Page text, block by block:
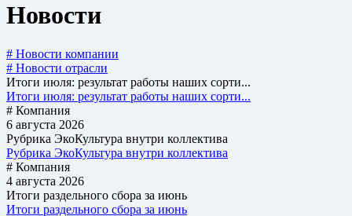
Новости
# Новости компании
# Новости отрасли
Итоги июля: результат работы наших сорти...
Итоги июля: результат работы наших сорти...
# Компания
6 августа 2026
Рубрика ЭкоКультура внутри коллектива
Рубрика ЭкоКультура внутри коллектива
# Компания
4 августа 2026
Итоги раздельного сбора за июнь
Итоги раздельного сбора за июнь